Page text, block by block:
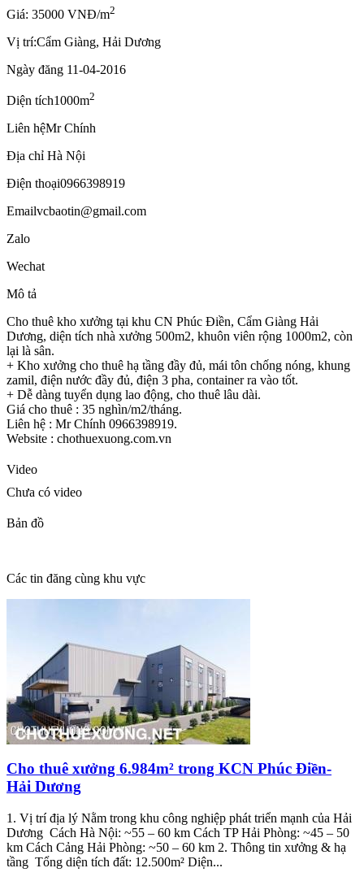
Giá: 35000 VNĐ/m2
Vị trí:Cẩm Giàng, Hải Dương
Ngày đăng 11-04-2016
Diện tích1000m2
Liên hệMr Chính
Địa chỉ Hà Nội
Điện thoại0966398919
Emailvcbaotin@gmail.com
Zalo
Wechat
Mô tả
Cho thuê kho xưởng tại khu CN Phúc Điền, Cẩm Giàng Hải
Dương, diện tích nhà xưởng 500m2, khuôn viên rộng 1000m2, còn
lại là sân.
+ Kho xưởng cho thuê hạ tầng đầy đủ, mái tôn chống nóng, khung
zamil, điện nước đầy đủ, điện 3 pha, container ra vào tốt.
+ Dễ dàng tuyển dụng lao động, cho thuê lâu dài.
Giá cho thuê : 35 nghìn/m2/tháng.
Liên hệ : Mr Chính 0966398919.
Website : chothuexuong.com.vn
Video
Chưa có video
Bản đồ
Các tin đăng cùng khu vực
Cho thuê xưởng 6.984m² trong KCN Phúc Điền-
Hải Dương
1. Vị trí địa lý Nằm trong khu công nghiệp phát triển mạnh của Hải
Dương Cách Hà Nội: ~55 – 60 km Cách TP Hải Phòng: ~45 – 50
km Cách Cảng Hải Phòng: ~50 – 60 km 2. Thông tin xưởng & hạ
tầng Tổng diện tích đất: 12.500m² Diện...